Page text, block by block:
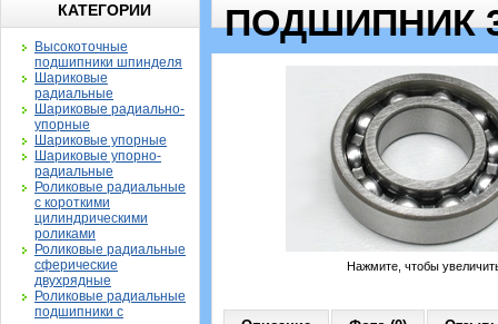
КАТЕГОРИИ
Высокоточные
подшипники шпинделя
Шариковые
радиальные
Шариковые радиально-
упорные
Шариковые упорные
Шариковые упорно-
радиальные
Роликовые радиальные
с короткими
цилиндрическими
роликами
Роликовые радиальные
сферические
двухрядные
Роликовые радиальные
подшипники с
ПОДШИПНИК
Нажмите, чтобы